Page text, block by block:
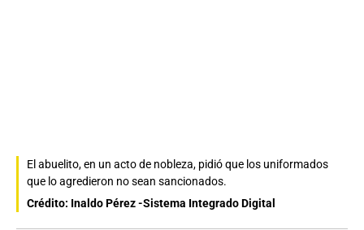
El abuelito, en un acto de nobleza, pidió que los uniformados
que lo agredieron no sean sancionados.
Crédito: Inaldo Pérez -Sistema Integrado Digital